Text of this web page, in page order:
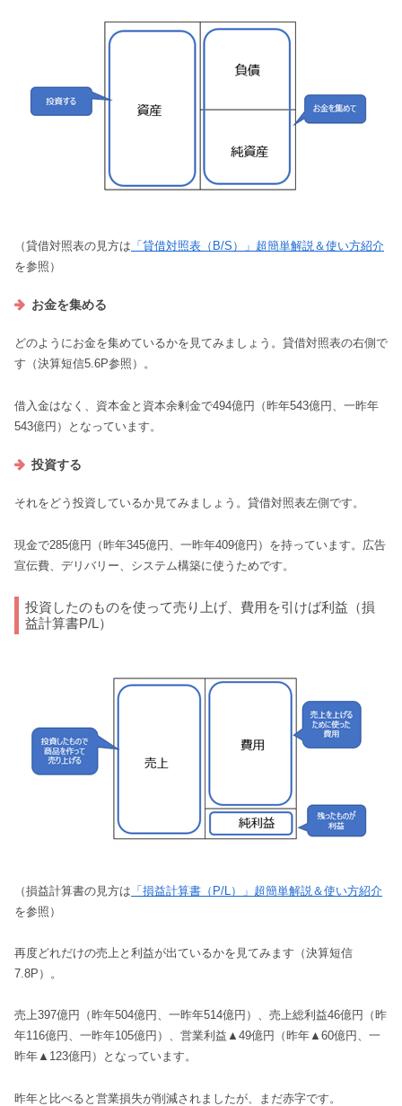
（貸借対照表の見方は 「貸借対照表（B/S）」超簡単解説＆使い方紹介
を参照）
お金を集める
どのようにお金を集めているかを見てみましょう。貸借対照表の右側で
す（決算短信5.6P参照）。
借入金はなく、資本金と資本余剰金で494億円（昨年543億円、一昨年
543億円）となっています。
投資する
それをどう投資しているか見てみましょう。貸借対照表左側です。
現金で285億円（昨年345億円、一昨年409億円）を持っています。広告
宣伝費、デリバリー、システム構築に使うためです。
投資したのものを使って売り上げ、費用を引けば利益（損
益計算書P/L）
（損益計算書の見方は 「損益計算書（P/L）」超簡単解説＆使い方紹介
を参照）
再度どれだけの売上と利益が出ているかを見てみます（決算短信
7.8P）。
売上397億円（昨年504億円、一昨年514億円）、売上総利益46億円（昨
年116億円、一昨年105億円）、営業利益▲49億円（昨年▲60億円、一
昨年▲123億円）となっています。
昨年と比べると営業損失が削減されましたが、まだ赤字です。